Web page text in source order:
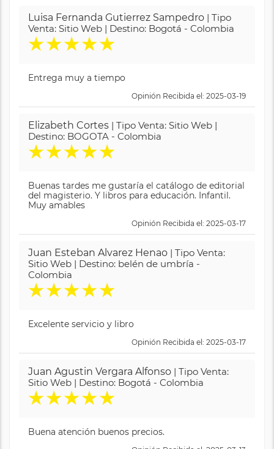
Luisa Fernanda Gutierrez Sampedro | Tipo
Venta: Sitio Web | Destino: Bogotá - Colombia
★★★★★
Entrega muy a tiempo
Opinión Recibida el: 2025-03-19
Elizabeth Cortes | Tipo Venta: Sitio Web |
Destino: BOGOTA - Colombia
★★★★★
Buenas tardes me gustaría el catálogo de editorial
del magisterio. Y libros para educación. Infantil.
Muy amables
Opinión Recibida el: 2025-03-17
Juan Esteban Alvarez Henao | Tipo Venta:
Sitio Web | Destino: belén de umbría -
Colombia
★★★★★
Excelente servicio y libro
Opinión Recibida el: 2025-03-17
Juan Agustin Vergara Alfonso | Tipo Venta:
Sitio Web | Destino: Bogotá - Colombia
★★★★★
Buena atención buenos precios.